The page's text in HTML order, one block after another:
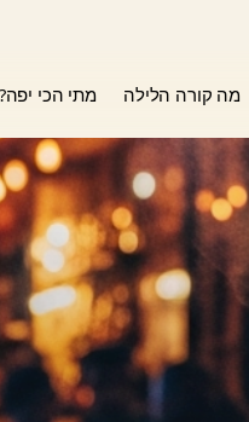
מה קורה הלילה מתי הכי יפה?